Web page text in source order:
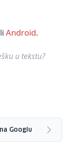
Android.
u tekstu?
Googlu